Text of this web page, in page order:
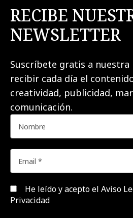
RECIBE
NEWSLETTER
Suscríbete gratis a
recibir cada día el
creatividad, publicidad,
comunicación.
He leído y acepto el Aviso
Privacidad